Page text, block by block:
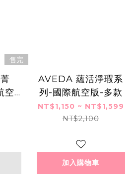
售完
版
AVEDA 蘊活淨瑕系
列-國際航空版-多款
NT$1,150 ~ NT$1,599
NT$2,100
加入購物車